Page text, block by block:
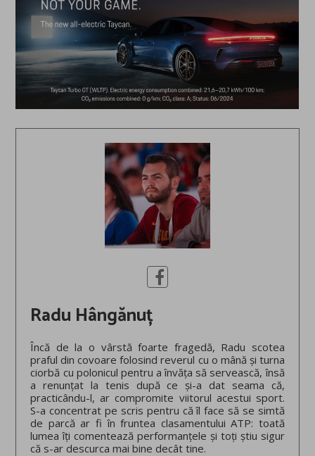
Radu Hângănuț
Încă de la o vârstă foarte fragedă, Radu scotea
praful din covoare folosind reverul cu o mână și turna
ciorbă cu polonicul pentru a învăța să servească, însă
a renunțat la tenis după ce și-a dat seama că,
practicându-l, ar compromite viitorul acestui sport.
S-a concentrat pe scris pentru că îl face să se simtă
de parcă ar fi în fruntea clasamentului ATP: toată
lumea îți comentează performanțele și toți știu sigur
că s-ar descurca mai bine decât tine.